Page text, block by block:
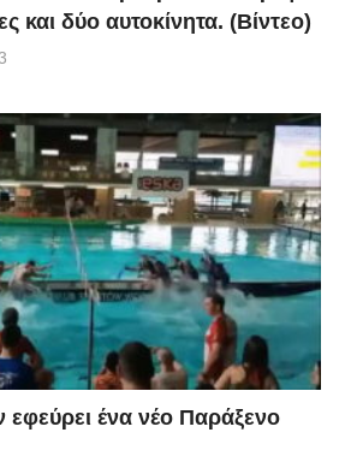
και δύο αυτοκίνητα. (Βίντεο)
ένα νέο Παράξενο